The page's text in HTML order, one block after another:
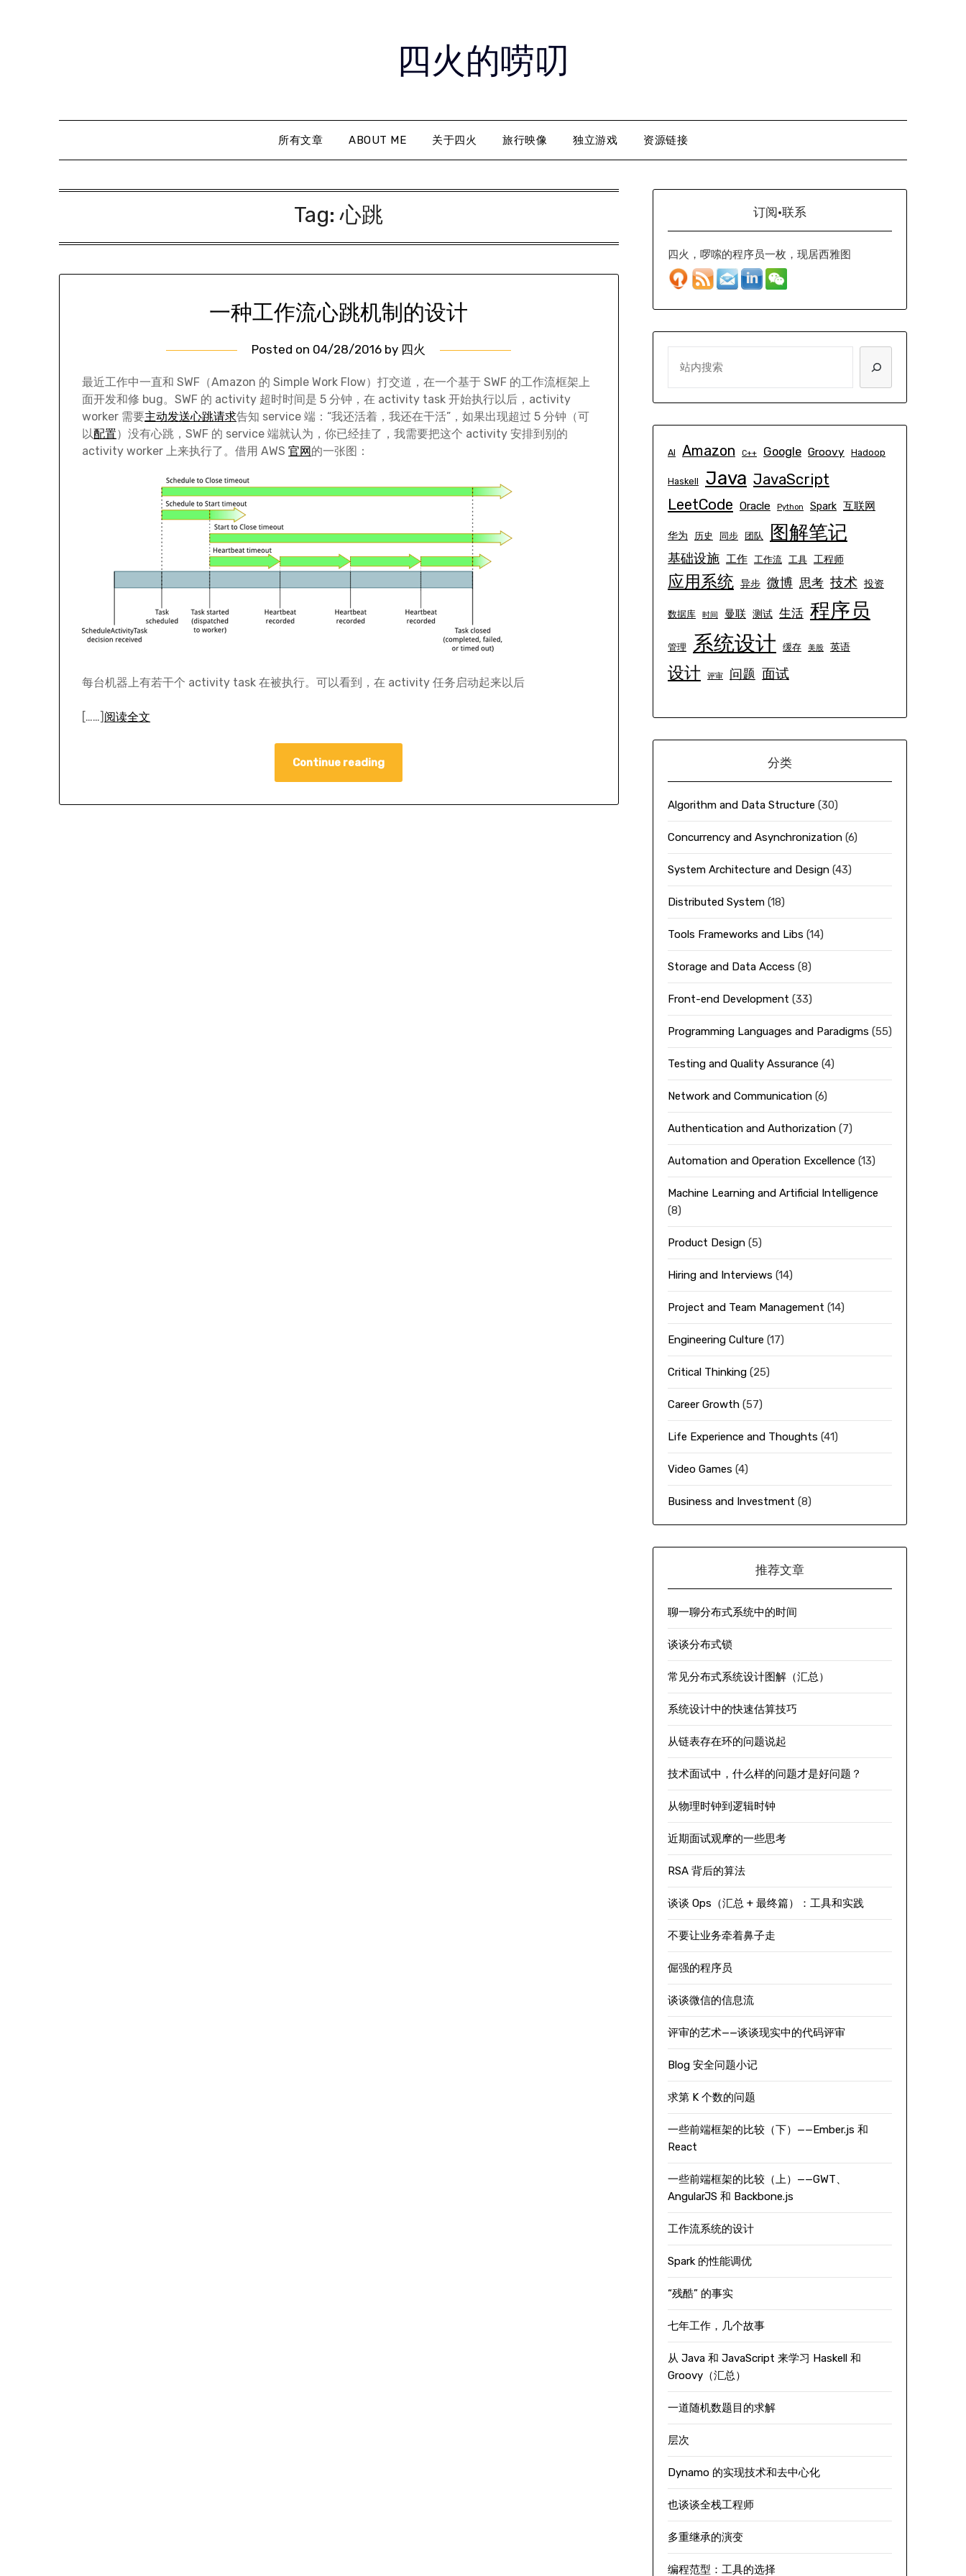
四火的唠叨
所有文章 ABOUT ME 关于四火 旅行映像 独立游戏 资源链接
Tag:心跳
一种工作流心跳机制的设计
Posted on 04/28/2016 by 四火
最近工作中一直和 SWF（Amazon 的 Simple Work Flow）打交道，在一个基于 SWF 的工作流框架上
面开发和修 bug。SWF 的 activity 超时时间是 5 分钟，在 activity task 开始执行以后，activity
worker 需要主动发送心跳请求告知 service 端：“我还活着，我还在干活”，如果出现超过 5 分钟（可
以配置）没有心跳，SWF 的 service 端就认为，你已经挂了，我需要把这个 activity 安排到别的
activity worker 上来执行了。借用 AWS官网的一张图：
每台机器上有若干个 activity task 在被执行。可以看到，在 activity 任务启动起来以后
[……] 阅读全文
Continue reading
订阅·联系
四火，啰嗦的程序员一枚，现居西雅图
AI Amazon C++ Google Groovy Hadoop
Haskell Java JavaScript
LeetCode Oracle Python Spark 互联网
华为 历史 同步 团队 图解笔记
基础设施 工作 工作流 工具 工程师
应用系统 异步 微博 思考 技术 投资
数据库 时间 曼联 测试 生活 程序员
管理 系统设计 缓存 美股 英语
设计 评审 问题 面试
分类
Algorithm and Data Structure (30)
Concurrency and Asynchronization(6)
System Architecture and Design(43)
Distributed System(18)
Tools Frameworks and Libs (14)
Storage and Data Access (8)
Front-end Development (33)
Programming Languages and Paradigms (55)
Testing and Quality Assurance (4)
Network and Communication(6)
Authentication and Authorization(7)
Automation and Operation Excellence (13)
Machine Learning and Artificial Intelligence
(8)
Product Design(5)
Hiring and Interviews (14)
Project and Team Management (14)
Engineering Culture (17)
Critical Thinking(25)
Career Growth(57)
Life Experience and Thoughts (41)
Video Games (4)
Business and Investment (8)
推荐文章
聊一聊分布式系统中的时间
谈谈分布式锁
常见分布式系统设计图解（汇总）
系统设计中的快速估算技巧
从链表存在环的问题说起
技术面试中，什么样的问题才是好问题？
从物理时钟到逻辑时钟
近期面试观摩的一些思考
RSA 背后的算法
谈谈 Ops（汇总 + 最终篇）：工具和实践
不要让业务牵着鼻子走
倔强的程序员
谈谈微信的信息流
评审的艺术——谈谈现实中的代码评审
Blog 安全问题小记
求第 K 个数的问题
一些前端框架的比较（下）——Ember.js 和
React
一些前端框架的比较（上）——GWT、
AngularJS 和 Backbone.js
工作流系统的设计
Spark 的性能调优
“残酷” 的事实
七年工作，几个故事
从 Java 和 JavaScript 来学习 Haskell 和
Groovy（汇总）
一道随机数题目的求解
层次
Dynamo 的实现技术和去中心化
也谈谈全栈工程师
多重继承的演变
编程范型：工具的选择